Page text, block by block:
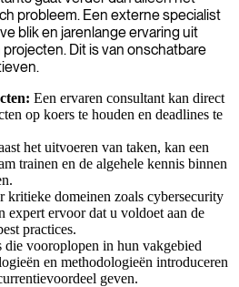
probleem. Een externe specialist
blik en jarenlange ervaring uit
Dit is van onschatbare
Een ervaren consultant kan direct
op koers te houden en deadlines te
het uitvoeren van taken, kan een
trainen en de algehele kennis binnen
kritieke domeinen zoals cybersecurity
expert ervoor dat u voldoet aan de
practices.
die vooroplopen in hun vakgebied
en methodologieën introduceren
geven.